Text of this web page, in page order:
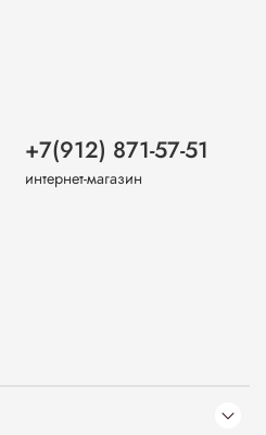
+7(912) 871-57-51
интернет-магазин